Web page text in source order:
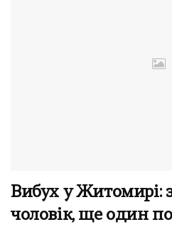
Вибух у Житомирі:
чоловік, ще один